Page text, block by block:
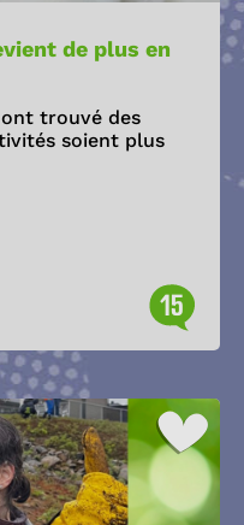
de plus en
trouvé des
soient plus
15